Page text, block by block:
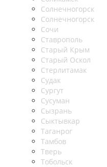
Солнечногорск
Солнечногорск
Сочи
Ставрополь
Старый Крым
Старый Оскол
Стерлитамак
Судак
Сургут
Сусуман
Сызрань
Сыктывкар
Таганрог
Тамбов
Тверь
Тобольск